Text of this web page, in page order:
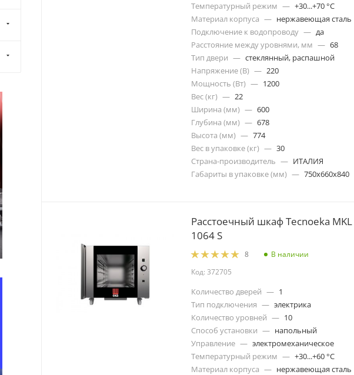
Температурный режим — +30...+70 °C
Материал корпуса — нержавеющая сталь
Подключение к водопроводу — да
Расстояние между уровнями, мм — 68
Тип двери — стеклянный, распашной
Напряжение (В) — 220
Мощность (Вт) — 1200
Вес (кг) — 22
Ширина (мм) — 600
Глубина (мм) — 678
Высота (мм) — 774
Вес в упаковке (кг) — 30
Страна-производитель — ИТАЛИЯ
Габариты в упаковке (мм) — 750x660x840
Расстоечный шкаф Tecnoeka MKL
1064 S
8
В наличии
Код: 372705
Количество дверей — 1
Тип подключения — электрика
Количество уровней — 10
Способ установки — напольный
Управление — электромеханическое
Температурный режим — +30...+60 °C
Материал корпуса — нержавеющая сталь